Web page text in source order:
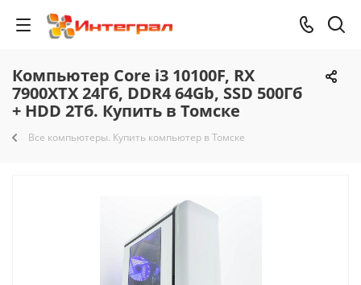
Компьютер Core i3 10100F, RX
7900XTX 24Гб, DDR4 64Gb, SSD 500Гб
+ HDD 2Тб. Купить в Томске
Все компьютеры. Купить компьютер в Томске